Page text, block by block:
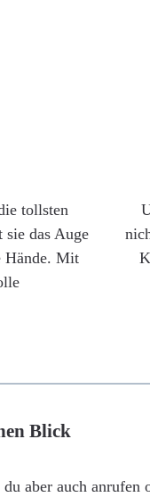
tollsten
das Auge
Hände. Mit
Blick
aber auch anrufen